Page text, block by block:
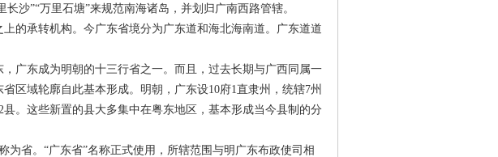
沙”“万里石塘”来规范南海诸岛，并划归广南西路管辖。
承转机构。今广东省境分为广东道和海北海南道。广东道道
广东成为明朝的十三行省之一。而且，过去长期与广西同属一
区域轮廓自此基本形成。明朝，广东设10府1直隶州，统辖7州
。这些新置的县大多集中在粤东地区，基本形成当今县制的分
省。“广东省”名称正式使用，所辖范围与明广东布政使司相